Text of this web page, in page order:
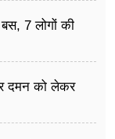
7 लोगों की
दमन को लेकर